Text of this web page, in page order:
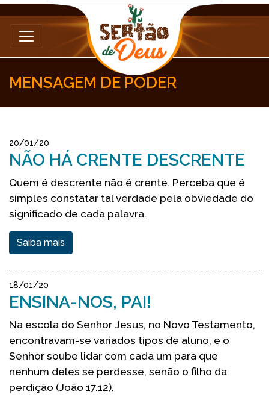
MENSAGEM DE PODER
20/01/20
NÃO HÁ CRENTE DESCRENTE
Quem é descrente não é crente. Perceba que é
simples constatar tal verdade pela obviedade do
significado de cada palavra.
Saiba mais
18/01/20
ENSINA-NOS, PAI!
Na escola do Senhor Jesus, no Novo Testamento,
encontravam-se variados tipos de aluno, e o
Senhor soube lidar com cada um para que
nenhum deles se perdesse, senão o filho da
perdição (João 17.12).